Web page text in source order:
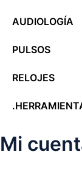
AUDIOLOGÍA
PULSOS
RELOJES
Mi